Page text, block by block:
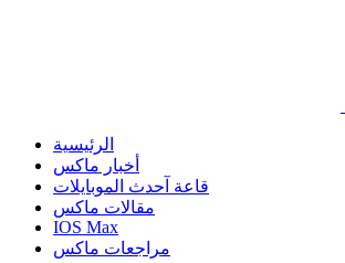
الرئيسية
أخبار ماكس
قاعة آحدث الموبايلات
مقالات ماكس
IOS Max
مراجعات ماكس